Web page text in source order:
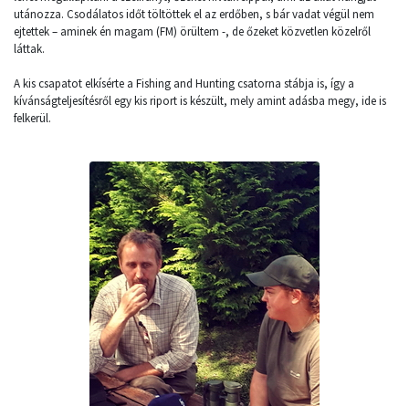
utánozza. Csodálatos időt töltöttek el az erdőben, s bár vadat végül nem
ejtettek – aminek én magam (FM) örültem -, de őzeket közvetlen közelről
láttak.
A kis csapatot elkísérte a Fishing and Hunting csatorna stábja is, így a
kívánságteljesítésről egy kis riport is készült, mely amint adásba megy, ide is
felkerül.